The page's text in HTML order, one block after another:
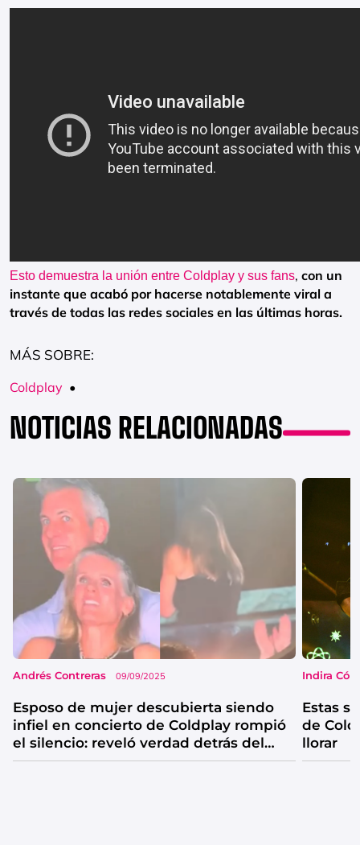
Esto demuestra la unión entre Coldplay y sus fans, con un
instante que acabó por hacerse notablemente viral a
través de todas las redes sociales en las últimas horas.
MÁS SOBRE:
Coldplay •
NOTICIAS RELACIONADAS
Andrés Contreras 09/09/2025
Esposo de mujer descubierta siendo
infiel en concierto de Coldplay rompió
el silencio: reveló verdad detrás del
video
Indira
Estas
de
llorar